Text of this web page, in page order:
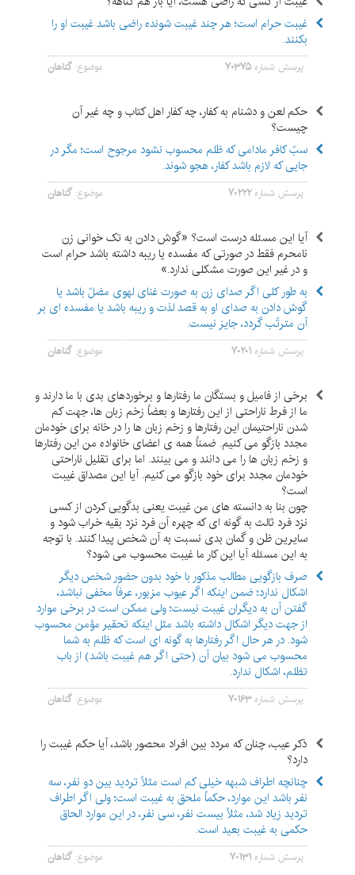
غیبت حرام است؛ هر چند غیبت شونده راضی باشد غیبت او را
بکنند.
پرسش شماره۷۰۳۷۵ موضوع: گناهان
حکم لعن و دشنام به کفار، چه کفار اهل کتاب و چه غیر آن
چیست؟
سبّ کافر مادامی که ظلم محسوب نشود مرجوح است؛ مگر در
‌‌جایی‌‌ که لازم باشد کفار، هجو شوند.
پرسش شماره۷۰۲۲۲ موضوع: گناهان
آیا این مسئله درست است؟ «گوش دادن به تک خوانی زن
نامحرم فقط در صورتی که مفسده یا ریبه داشته باشد حرام است
و در غیر این صورت مشکلی ندارد.»
به طور کلی اگر صدای زن به صورت غنای لهوی مضلّ باشد یا
گوش دادن به صدای او به قصد لذت و ریبه باشد یا مفسده ای بر
آن مترتّب گردد، جایز نیست.
پرسش شماره ۷۰۲۰۱ موضوع: گناهان
برخی از فامیل و بستگان ما رفتارها و برخوردهای بدی با ما دارند و
ما از فرط ناراحتی از این رفتارها و بعضاً زخم زبان ها، جهت کم
شدن ناراحتیمان این رفتارها و زخم زبان ها را در خانه برای خودمان
مجدد بازگو می کنیم. ضمناً همه ی اعضای خانواده من این رفتارها
و زخم زبان ها را می دانند و می بینند. اما برای تقلیل ناراحتی
خودمان مجدد برای خود بازگو می کنیم. آیا این مصداق غیبت
است؟
چون بنا به دانسته های من غیبت یعنی بدگویی کردن از کسی
نزد فرد ثالث به گونه ای که چهره آن فرد نزد بقیه خراب شود و
سایرین ظن و گمان بدی نسبت به آن شخص پیدا کنند. با توجه
به این مسئله آیا این کار ما غیبت محسوب می شود؟
صرف بازگویی مطالب مذکور با خود بدون حضور شخص دیگر
اشکال ندارد؛ ضمن اینکه اگر عیوب مزبور، عرفاً مخفی نباشد،
گفتن آن به دیگران غیبت نیست؛ ولی ممکن است در برخی موارد
از جهت دیگر اشکال داشته باشد مثل اینکه تحقیر مؤمن محسوب
شود. در هر حال اگر رفتارها به گونه ای است که ظلم به شما
محسوب می شود بیان آن (حتی اگر هم غیبت باشد) از باب
تظلم، اشکال ندارد.
پرسش شماره۷۰۱۶۳ موضوع: گناهان
ذکر عیب، چنان که مردد بین افراد محصور باشد، آیا حکم غیبت را
دارد؟
چنانچه اطراف شبهه خیلی کم است مثلاً تردید بین دو نفر، سه
نفر باشد این موارد، حکماً ملحق به غیبت است؛ ولی اگر اطراف
تردید زیاد شد، مثلاً بیست نفر، سی نفر، در این موارد الحاق
حکمی به غیبت بعید است.
پرسش شماره ۷۰۱۳۱ موضوع: گناهان